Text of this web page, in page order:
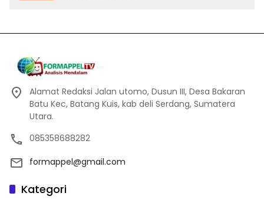
Alamat Redaksi Jalan utomo, Dusun III, Desa Bakaran
Batu Kec, Batang Kuis, kab deli Serdang, Sumatera
Utara.
085358688282
formappel@gmail.com
Kategori